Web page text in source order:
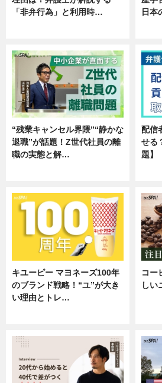
「非弁行為」と利用時…
日本
“残業キャンセル界隈”“静かな
退職”が話題！Z世代社員の離
職の実態と解…
配信
せる
題】
キユーピー マヨネーズ100年
のブランド戦略！“ユ”が大き
い理由とトレ…
コー
しい